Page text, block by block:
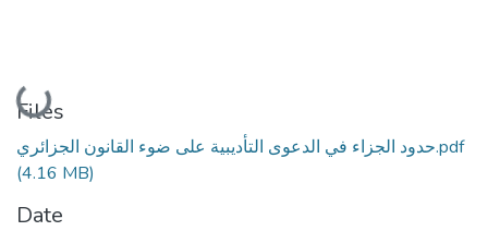
Loading...
Files
حدود الجزاء في الدعوى التأديبية على ضوء القانون الجزائري.pdf
(4.16 MB)
Date